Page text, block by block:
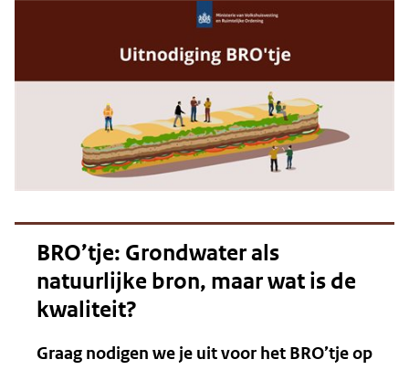
BRO’tje: Grondwater als
natuurlijke bron, maar wat is de
kwaliteit?
Graag nodigen we je uit voor het BRO’tje op